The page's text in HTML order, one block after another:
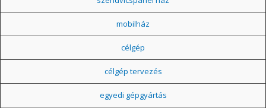
mobilház
célgép
célgép tervezés
egyedi gépgyártás